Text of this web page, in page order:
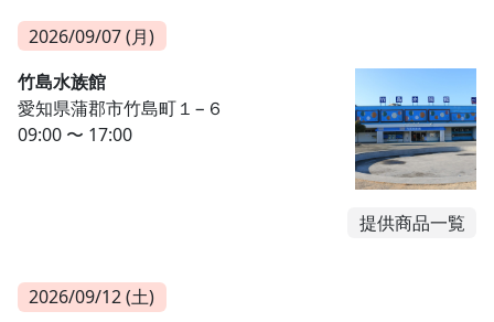
2026/09/07 (月)
竹島水族館
愛知県蒲郡市竹島町１−６
09:00 〜 17:00
提供商品一覧
2026/09/12 (土)